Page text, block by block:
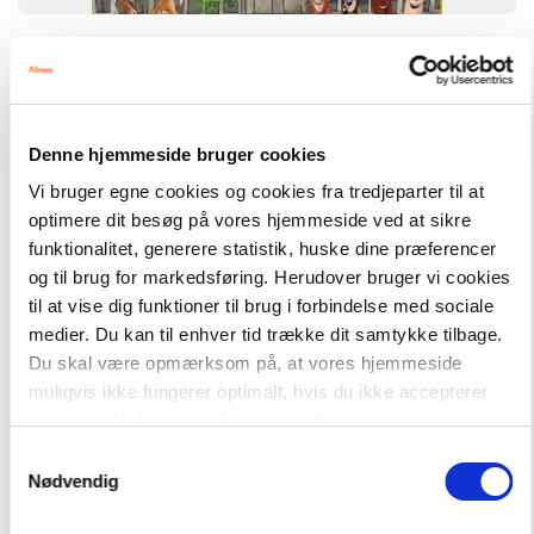
Denne hjemmeside bruger cookies
Vi bruger egne cookies og cookies fra tredjeparter til at
optimere dit besøg på vores hjemmeside ved at sikre
funktionalitet, generere statistik, huske dine præferencer
og til brug for markedsføring. Herudover bruger vi cookies
til at vise dig funktioner til brug i forbindelse med sociale
medier. Du kan til enhver tid trække dit samtykke tilbage.
Du skal være opmærksom på, at vores hjemmeside
muligvis ikke fungerer optimalt, hvis du ikke accepterer
Nødvendig
Alt til Français Formidable 6. klasse
Français Formidable
FAG
Fransk
NIVEAU